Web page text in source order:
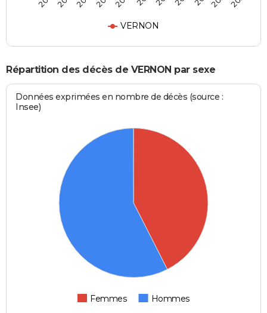
VERNON
Répartition des décès de VERNON par sexe
Données exprimées en nombre de décès (source :
Insee)
Femmes Hommes